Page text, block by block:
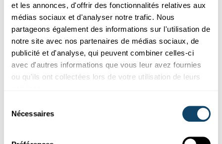
et les annonces, d'offrir des fonctionnalités relatives aux
médias sociaux et d'analyser notre trafic. Nous
partageons également des informations sur l'utilisation de
notre site avec nos partenaires de médias sociaux, de
publicité et d'analyse, qui peuvent combiner celles-ci
avec d'autres informations que vous leur avez fournies
ou qu'ils ont collectées lors de votre utilisation de leurs
Nécessaires
Recherche au Luxembourg
Découverte d’un lien entre diabète et fragilité